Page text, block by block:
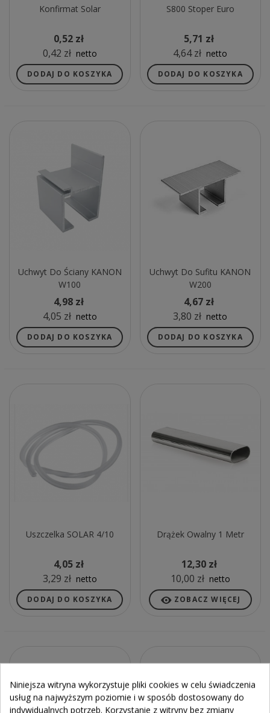
Konfirmat Solar
0,52 zł
0,42 zł netto
DODAJ DO KOSZYKA
S800 Stoper Euro
5,71 zł
4,64 zł netto
DODAJ DO KOSZYKA
Uchwyt Do Ściany KANON
W100
4,98 zł
4,05 zł netto
DODAJ DO KOSZYKA
Uchwyt Do Sufitu KANON
W200
4,67 zł
3,80 zł netto
DODAJ DO KOSZYKA
Uszczelka SOLAR 4/10
4,05 zł
3,29 zł netto
DODAJ DO KOSZYKA
Drążek Owalny 1 Metr
12,30 zł
10,00 zł netto
ZOBACZ WIĘCEJ
Niniejsza witryna wykorzystuje pliki cookies w celu świadczenia
usług na najwyższym poziomie i w sposób dostosowany do
indywidualnych potrzeb. Korzystanie z witryny bez zmiany